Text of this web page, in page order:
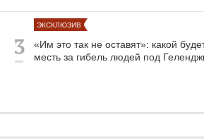
«Им это так не оставят»: какой
месть за гибель людей под
ЭКСКЛЮЗИВ